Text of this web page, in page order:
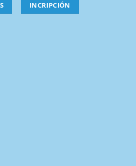
INCRIPCIÓN